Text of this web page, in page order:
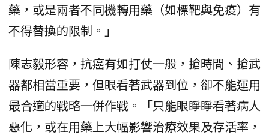
藥，或是兩者不同機轉用藥（如標靶與免疫）有
不得替換的限制。」
陳志毅形容，抗癌有如打仗一般，搶時間、搶武
器都相當重要，但眼看著武器到位，卻不能運用
最合適的戰略一併作戰。「只能眼睜睜看著病人
惡化，或在用藥上大幅影響治療效果及存活率，